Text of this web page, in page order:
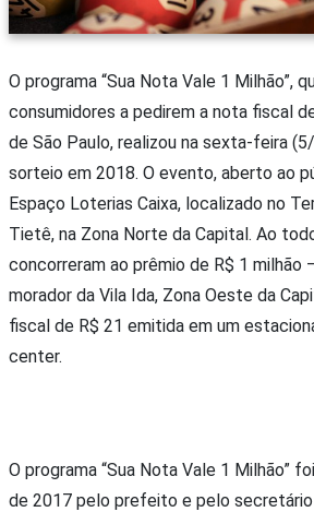
O programa “Sua Nota Vale 1 Milhão”,
consumidores a pedirem a nota fiscal
de São Paulo, realizou na sexta-feira
sorteio em 2018. O evento, aberto ao
Espaço Loterias Caixa, localizado no
Tietê, na Zona Norte da Capital. Ao
concorreram ao prêmio de R$ 1 milhão
morador da Vila Ida, Zona Oeste da
fiscal de R$ 21 emitida em um
center.
O programa “Sua Nota Vale 1 Milhão”
de 2017 pelo prefeito e pelo secretário